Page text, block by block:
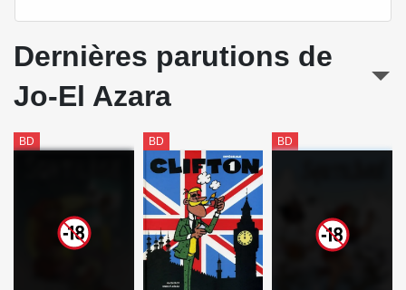
Dernières parutions de
Jo-El Azara
BD BD BD